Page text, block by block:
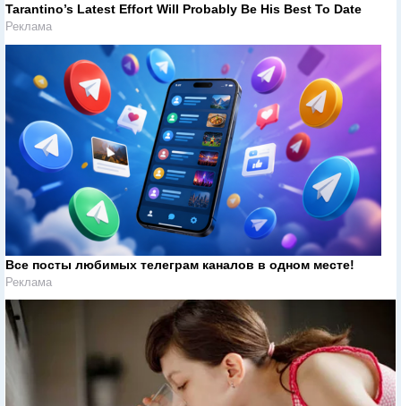
Tarantino’s Latest Effort Will Probably Be His Best To Date
Реклама
Все посты любимых телеграм каналов в одном месте!
Реклама